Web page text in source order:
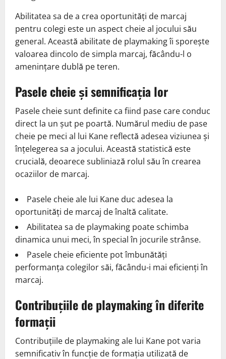
Abilitatea sa de a crea oportunități de marcaj
pentru colegi este un aspect cheie al jocului său
general. Această abilitate de playmaking îi sporește
valoarea dincolo de simpla marcaj, făcându-l o
amenințare dublă pe teren.
Pasele cheie și semnificația lor
Pasele cheie sunt definite ca fiind pase care conduc
direct la un șut pe poartă. Numărul mediu de pase
cheie pe meci al lui Kane reflectă adesea viziunea și
înțelegerea sa a jocului. Această statistică este
crucială, deoarece subliniază rolul său în crearea
ocaziilor de marcaj.
Pasele cheie ale lui Kane duc adesea la
oportunități de marcaj de înaltă calitate.
Abilitatea sa de playmaking poate schimba
dinamica unui meci, în special în jocurile strânse.
Pasele cheie eficiente pot îmbunătăți
performanța colegilor săi, făcându-i mai eficienți în
marcaj.
Contribuțiile de playmaking în diferite
formații
Contribuțiile de playmaking ale lui Kane pot varia
semnificativ în funcție de formația utilizată de